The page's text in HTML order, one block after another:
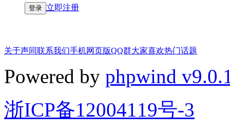
登录 立即注册
关于声同联系我们手机网页版QQ群大家喜欢热门话题
Powered by phpwind
浙ICP备12004119号-3